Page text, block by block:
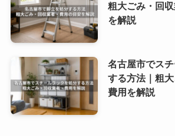
粗大ごみ・回
を解説
名古屋市でス
する方法｜粗
費用を解説